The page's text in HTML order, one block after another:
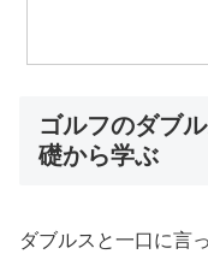
ゴルフのダブ
礎から学ぶ
ダブルスと一口に言